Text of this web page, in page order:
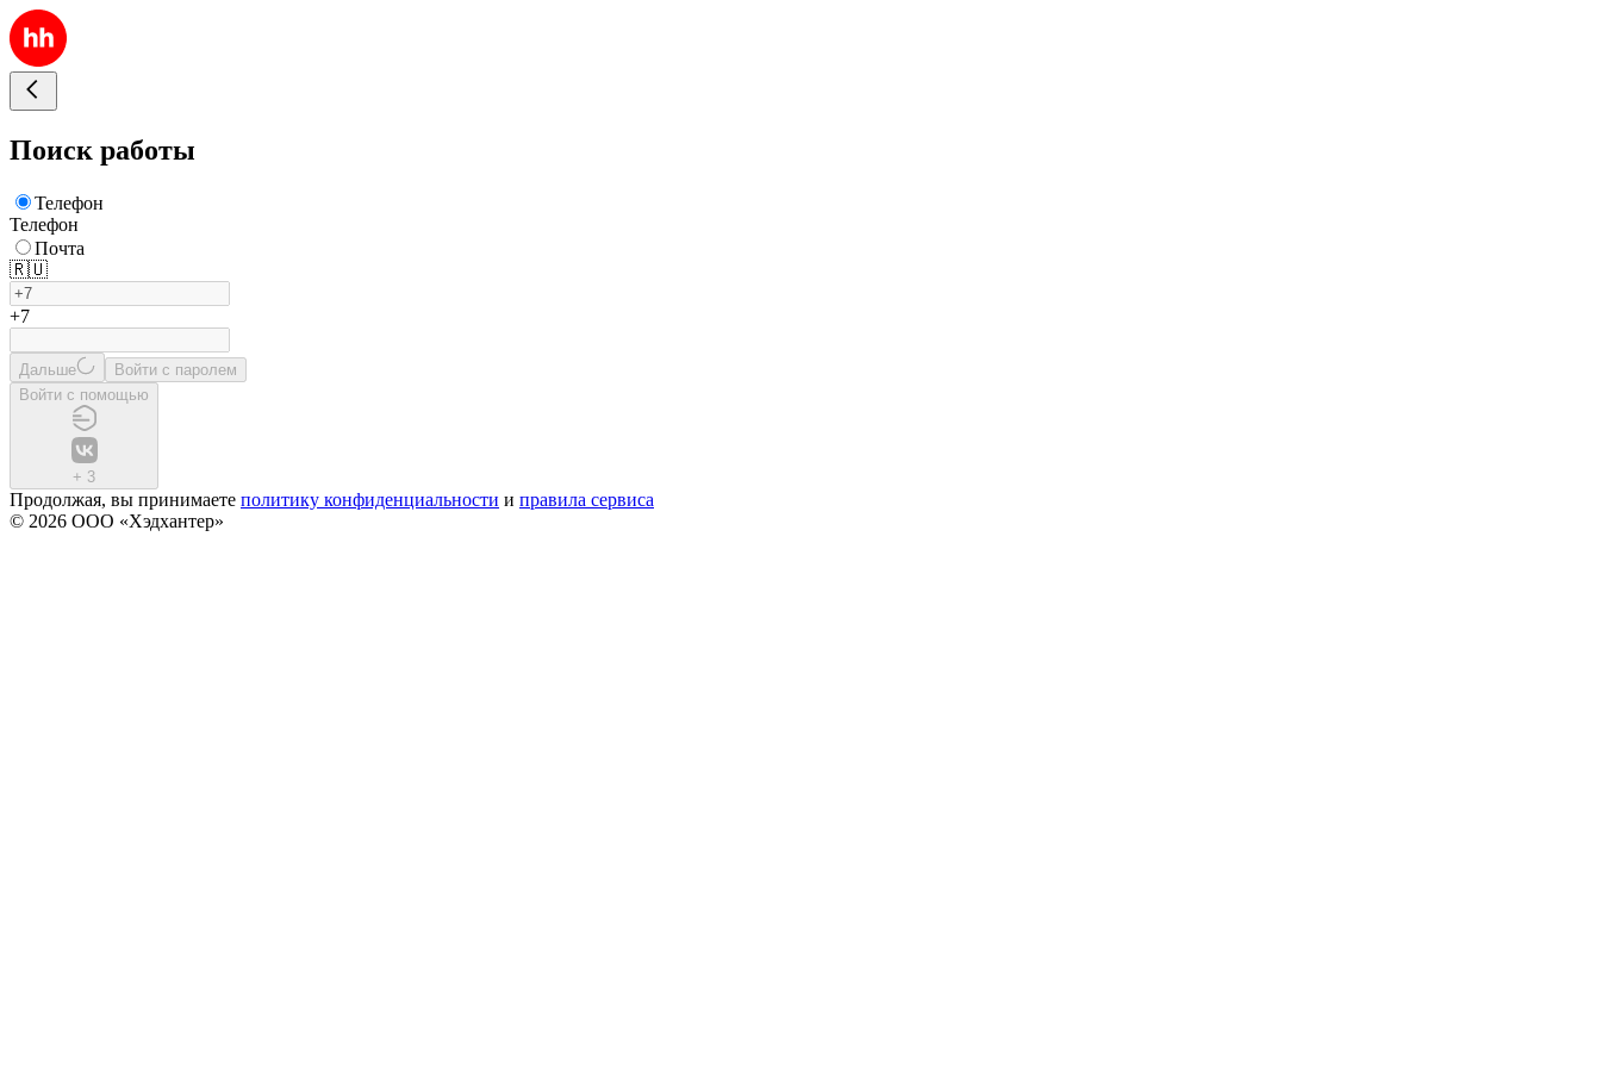
Поиск работы
Телефон
Телефон
Почта
🇷🇺
+7
Дальше
Войти с паролем
Войти с помощью
+ 3
Продолжая, вы принимаете политику конфиденциальности и правила сервиса
© 2026 ООО «Хэдхантер»